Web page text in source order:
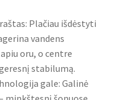
Plačiau išdėstyti
vandens
oru, o centre
stabilumą.
gale: Galinė